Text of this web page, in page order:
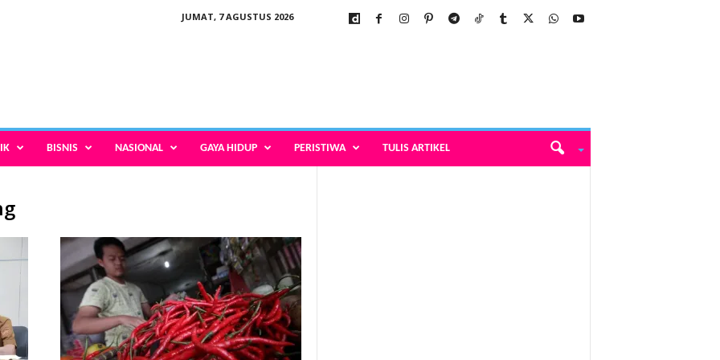
JUMAT, 7 AGUSTUS 2026
BISNIS NASIONAL GAYA HIDUP PERISTIWA TULIS ARTIKEL